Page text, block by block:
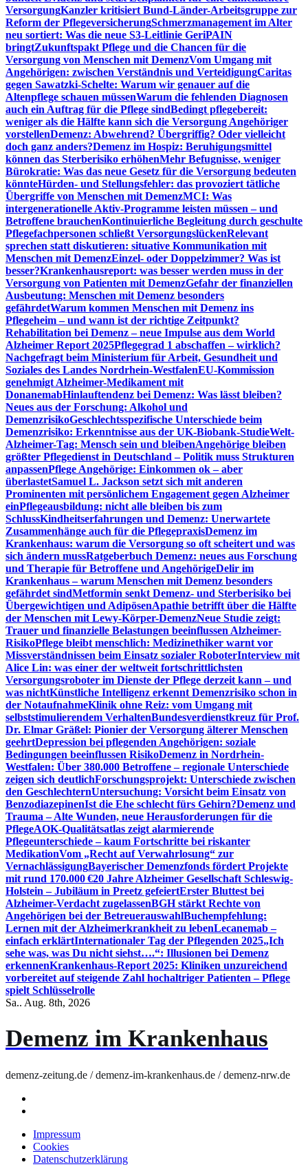
VersorgungKanzler kritisiert Bund-Länder-Arbeitsgruppe zur
Reform der PflegeversicherungSchmerzmanagement im Alter
neu sortiert: Was die neue S3-Leitlinie GeriPAIN
bringtZukunftspakt Pflege und die Chancen für die
Versorgung von Menschen mit DemenzVom Umgang mit
Angehörigen: zwischen Verständnis und VerteidigungCaritas
gegen Sawatzki-Schelte: Warum wir genauer auf die
Altenpflege schauen müssenWarum die fehlenden Diagnosen
auch ein Auftrag für die Pflege sindBedingt pflegebereit:
weniger als die Hälfte kann sich die Versorgung Angehöriger
vorstellenDemenz: Abwehrend? Übergriffig? Oder vielleicht
doch ganz anders?Demenz im Hospiz: Beruhigungsmittel
können das Sterberisiko erhöhenMehr Befugnisse, weniger
Bürokratie: Was das neue Gesetz für die Versorgung bedeuten
könnteHürden- und Stellungsfehler: das provoziert tätliche
Übergriffe von Menschen mit DemenzMCI: Was
intergenerationelle Aktiv-Programme leisten müssen – und
Betroffene brauchenKontinuierliche Begleitung durch geschulte
Pflegefachpersonen schließt VersorgungslückenRelevant
sprechen statt diskutieren: situative Kommunikation mit
Menschen mit DemenzEinzel- oder Doppelzimmer? Was ist
besser?Krankenhausreport: was besser werden muss in der
Versorgung von Patienten mit DemenzGefahr der finanziellen
Ausbeutung: Menschen mit Demenz besonders
gefährdetWarum kommen Menschen mit Demenz ins
Pflegeheim – und wann ist der richtige Zeitpunkt?
Rehabilitation bei Demenz – neue Impulse aus dem World
Alzheimer Report 2025Pflegegrad 1 abschaffen – wirklich?
Nachgefragt beim Ministerium für Arbeit, Gesundheit und
Soziales des Landes Nordrhein-WestfalenEU-Kommission
genehmigt Alzheimer-Medikament mit
DonanemabHinlauftendenz bei Demenz: Was lässt bleiben?
Neues aus der Forschung: Alkohol und
DemenzrisikoGeschlechtsspezifische Unterschiede beim
Demenzrisiko: Erkenntnisse aus der UK-Biobank-StudieWelt-
Alzheimer-Tag: Mensch sein und bleibenAngehörige bleiben
größter Pflegedienst in Deutschland – Politik muss Strukturen
anpassenPflege Angehörige: Einkommen ok – aber
überlastetSamuel L. Jackson setzt sich mit anderen
Prominenten mit persönlichem Engagement gegen Alzheimer
einPflegeausbildung: nicht alle bleiben bis zum
SchlussKindheitserfahrungen und Demenz: Unerwartete
Zusammenhänge auch für die PflegepraxisDemenz im
Krankenhaus: warum die Versorgung so oft scheitert und was
sich ändern mussRatgeberbuch Demenz: neues aus Forschung
und Therapie für Betroffene und AngehörigeDelir im
Krankenhaus – warum Menschen mit Demenz besonders
gefährdet sindMetformin senkt Demenz- und Sterberisiko bei
Übergewichtigen und AdipösenApathie betrifft über die Hälfte
der Menschen mit Lewy-Körper-DemenzNeue Studie zeigt:
Trauer und finanzielle Belastungen beeinflussen Alzheimer-
RisikoPflege bleibt menschlich: Medizinethiker warnt vor
Missverständnissen beim Einsatz sozialer RoboterInterview mit
Alice Lin: was einer der weltweit fortschrittlichsten
Versorgungsroboter im Dienste der Pflege derzeit kann – und
was nichtKünstliche Intelligenz erkennt Demenzrisiko schon in
der NotaufnahmeKlinik ohne Reiz: vom Umgang mit
selbststimulierendem VerhaltenBundesverdienstkreuz für Prof.
Dr. Elmar Gräßel: Pionier der Versorgung älterer Menschen
geehrtDepression bei pflegenden Angehörigen: soziale
Bedingungen beeinflussen RisikoDemenz in Nordrhein-
Westfalen: Über 380.000 Betroffene – regionale Unterschiede
zeigen sich deutlichForschungsprojekt: Unterschiede zwischen
den GeschlechternUntersuchung: Vorsicht beim Einsatz von
BenzodiazepinenIst die Ehe schlecht fürs Gehirn?Demenz und
Trauma – Alte Wunden, neue Herausforderungen für die
PflegeAOK-Qualitätsatlas zeigt alarmierende
Pflegeunterschiede – kaum Fortschritte bei riskanter
MedikationVom „Recht auf Verwahrlosung“ zur
VernachlässigungBayerischer Demenzfonds fördert Projekte
mit rund 170.000 €20 Jahre Alzheimer Gesellschaft Schleswig-
Holstein – Jubiläum in Preetz gefeiertErster Bluttest bei
Alzheimer-Verdacht zugelassenBGH stärkt Rechte von
Angehörigen bei der BetreuerauswahlBuchempfehlung:
Lernen mit der Alzheimerkrankheit zu lebenLecanemab –
einfach erklärtInternationaler Tag der Pflegenden 2025„Ich
sehe was, was Du nicht siehst….“: Illusionen bei Demenz
erkennenKrankenhaus-Report 2025: Kliniken unzureichend
vorbereitet auf steigende Zahl hochaltriger Patienten – Pflege
spielt Schlüsselrolle
Sa.. Aug. 8th, 2026
Demenz im Krankenhaus
demenz-zeitung.de / demenz-im-krankenhaus.de / demenz-nrw.de
Impressum
Cookies
Datenschutzerklärung